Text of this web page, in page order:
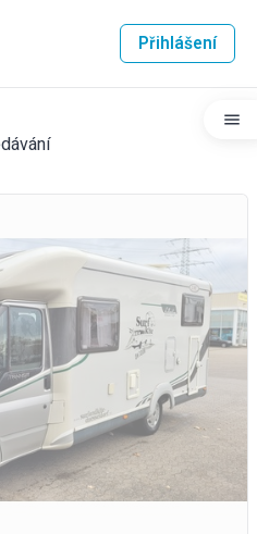
Přihlášení